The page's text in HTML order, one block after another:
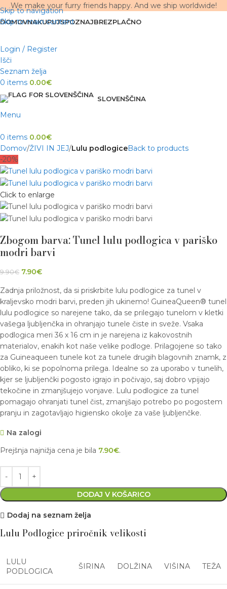
Skip to navigation
Skip to main content
We make your furry friends happy. And we ship worldwide!
DOMOVNAKUPUJSPOZNAJBREZPLAČNO
Login / Register
Išči
Seznam želja
0 items 0.00€
SLOVENŠČINA
Menu
0 items 0.00€
Domov ŽIVI IN JEJ Lulu podlogiceBack to products
-20%
Click to enlarge
Zbogom barva: Tunel lulu podlogica v pariško
modri barvi
9.90€ 7.90€
Zadnja priložnost, da si priskrbite lulu podlogice za tunel v
kraljevsko modri barvi, preden jih ukinemo! GuineaQueen® tunel
lulu podlogice so narejene tako, da se prilegajo tunelom v kletki
vašega ljubljenčka in ohranjajo tunele čiste in sveže. Vsaka
podlogica meri 36 x 16 cm in je narejena iz kakovostnih
materialov, enakih kot naše velike podloge. Prilagojene so tako
za Guineaqueen tunele kot za tunele drugih blagovnih znamk, z
obliko, ki se popolnoma prilega. Idealne so za uporabo v tunelih,
kjer se ljubljenčki pogosto igrajo in počivajo, saj dobro vpijajo
tekočine in zmanjšujejo vonjave. Lulu podlogice za tunel
pomagajo ohranjati tunel čist, zmanjšajo potrebo po pogostem
pranju in zagotavljajo higiensko okolje za vaše ljubljenčke.
Na zalogi
DODAJ V KOŠARICO
Prejšnja najnižja cena je bila 7.90€.
Dodaj na seznam želja
Lulu Podlogice priročnik velikosti
LULU
PODLOGICA
ŠIRINA DOLŽINA VIŠINA TEŽA